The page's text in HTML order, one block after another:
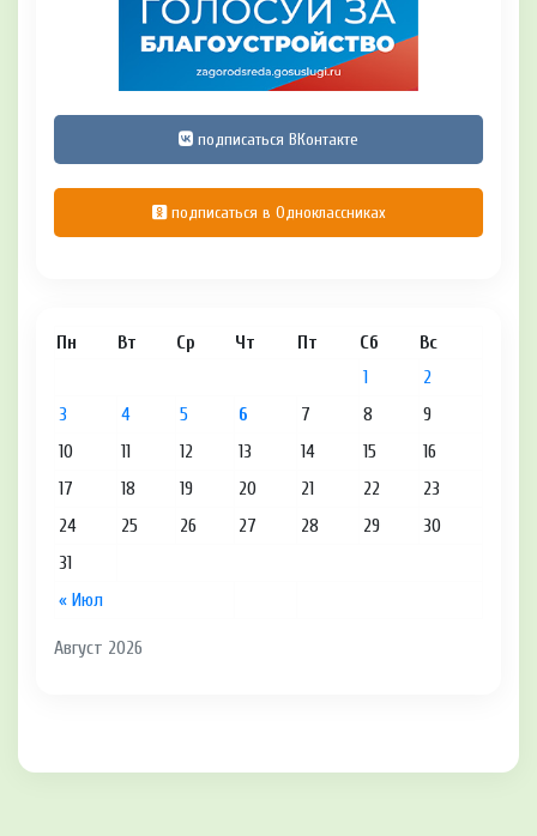
подписаться ВКонтакте
подписаться в Одноклассниках
Август 2026
Пн Вт Ср Чт Пт Сб Вс
« Июл
1
2
3
4 5 6 7 8
9
10
11 12 13 14 15
16
17
18 19 20 21 22
23
24
25 26 27 28 29
30
31